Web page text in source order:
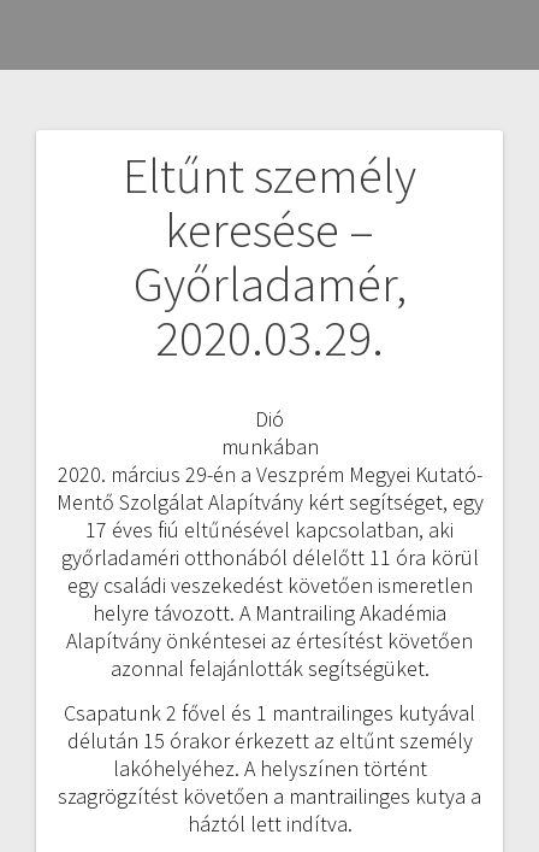
Eltűnt személy
keresése –
Győrladamér,
2020.03.29.
Dió
munkában
2020. március 29-én a Veszprém Megyei Kutató-
Mentő Szolgálat Alapítvány kért segítséget, egy
17 éves fiú eltűnésével kapcsolatban, aki
győrladaméri otthonából délelőtt 11 óra körül
egy családi veszekedést követően ismeretlen
helyre távozott. A Mantrailing Akadémia
Alapítvány önkéntesei az értesítést követően
azonnal felajánlották segítségüket.
Csapatunk 2 fővel és 1 mantrailinges kutyával
délután 15 órakor érkezett az eltűnt személy
lakóhelyéhez. A helyszínen történt
szagrögzítést követően a mantrailinges kutya a
háztól lett indítva.
Bejegyzés
navigáció